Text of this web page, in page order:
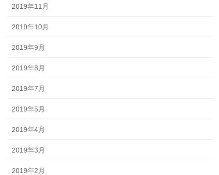
2019年11月
2019年10月
2019年9月
2019年8月
2019年7月
2019年5月
2019年4月
2019年3月
2019年2月